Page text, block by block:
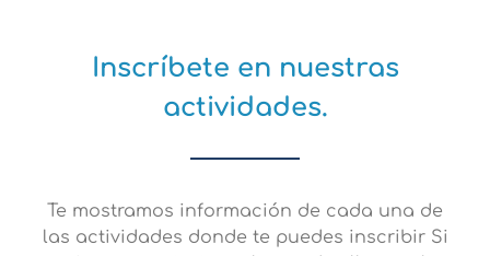
Inscríbete en nuestras
actividades.
Te mostramos información de cada una de
las actividades donde te puedes inscribir Si